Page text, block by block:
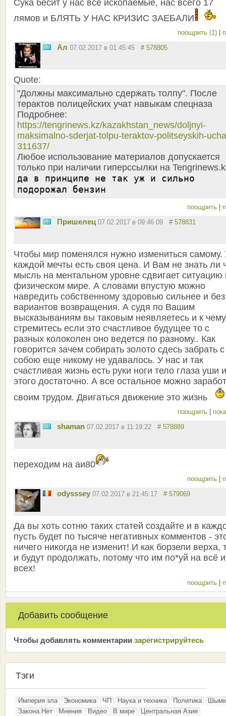
Сука бесит у нас все ископаемые, нас всего 17
лямов и БЛЯТЬ У НАС КРИЗИС ЗАЕБАЛИ
поощрить (1)
Ал 07.02.2017 в 01:45:45 # 578805
Quote:
"Должны максимально сдержать толпу". После
терактов полицейских учат навыкам спецназа
Подробнее:
https://tengrinews.kz/kazakhstan_news/doljnyi-
maksimalno-sderjat-tolpu-teraktov-politseyskih-
311637/
Любое использование материалов допускается
только при наличии гиперссылки на
да в принципе не так уж и сильно
подорожал бензин
поощрить
Пришелец 07.02.2017 в 09:46:09 # 578831
Чтобы мир поменялся нужно измениться самому.
каждой мечты есть своя цена. И Вам не знать ли
мысль на ментальном уровне сдвигает ситуацию
физическом мире. А словами впустую можно
навредить собственному здоровью сильнее и без
вариантов возвращения. А судя по Вашим
высказываниям вы таковым неявляетесь и к
стремитесь если это счастливое будущее то с
разных колоколен оно ведется по разному.. Как
говорится зачем собирать золото сдесь забрать с
собою еще никому не удавалось. У нас и так
счастливая жизнь есть руки ноги тело глаза уши и
этого достаточно. А все остальное можно
своим трудом. Двигаться движение это жизнь
поощрить
shaman 07.02.2017 в 11:19:22 # 578889
переходим на аи80
поощрить
odysssey 07.02.2017 в 21:45:17 # 579069
Да вы хоть сотню таких статей создайте и в
пусть будет по тысяче негативных комментов -
ничего никогда не изменит! И как борзели верха,
и будут продолжать, потому что им по*уй на всё
всех!
поощрить
Добавить сообщение
Чтобы добавлять комментарии зарeгиcтрирyйтeсь
Тэги
Империя зла Экономика ЧП Наука и техника Политика
Закона.Нет
Мнения Видео В мире
Центральная Азия